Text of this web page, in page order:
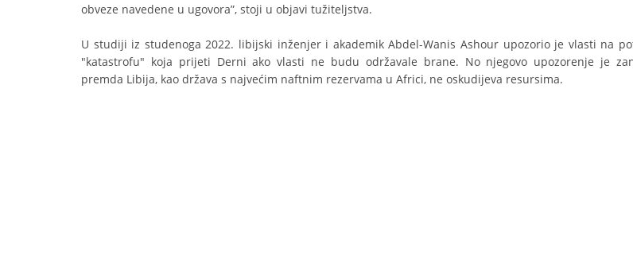
obveze navedene u ugovora”, stoji u objavi tužiteljstva.
U studiji iz studenoga 2022. libijski inženjer i akademik Abdel-Wanis Ashour upozorio je vlasti na
"katastrofu" koja prijeti Derni ako vlasti ne budu održavale brane. No njegovo upozorenje je
premda Libija, kao država s najvećim naftnim rezervama u Africi, ne oskudijeva resursima.